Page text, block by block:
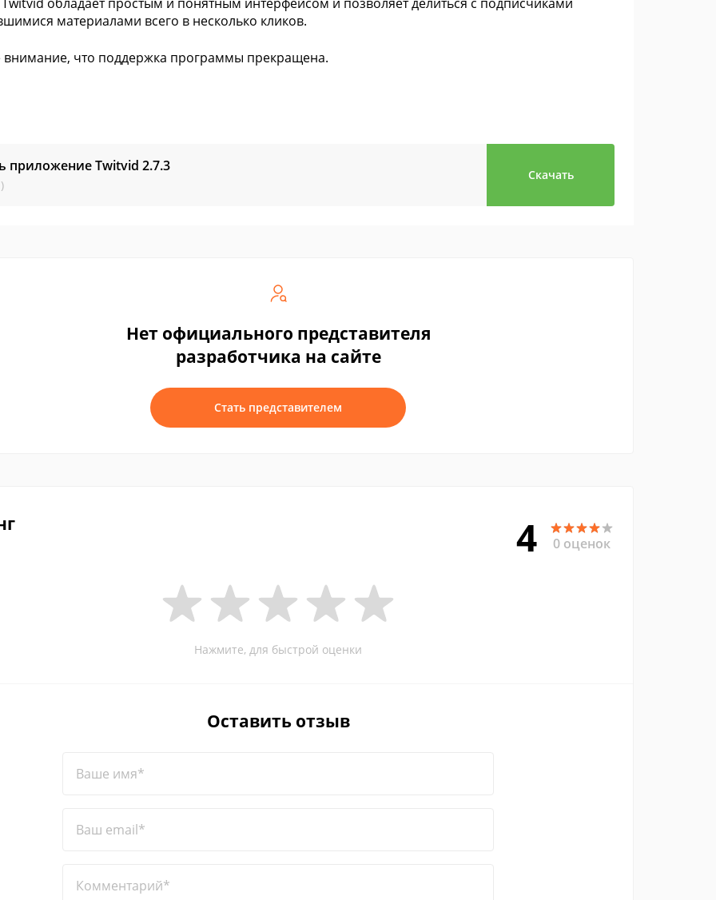
материалами всего в несколько кликов.
внимание, что поддержка программы прекращена.
приложение Twitvid 2.7.3
Скачать
Нет официального представителя
разработчика на сайте
Стать представителем
4 0 оценок
Нажмите, для быстрой оценки
Оставить отзыв
Ваше имя*
Ваш email*
Комментарий*